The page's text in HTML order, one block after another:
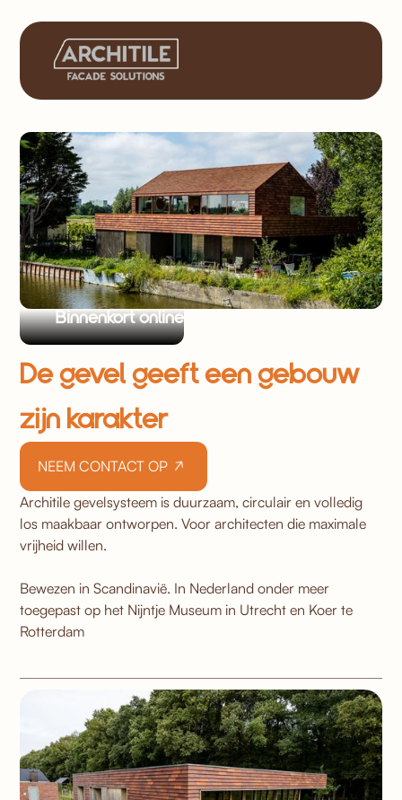
Binnenkort online
De gevel geeft een gebouw
zijn karakter
NEEM CONTACT OP
Architile gevelsysteem is duurzaam, circulair en volledig
los maakbaar ontworpen. Voor architecten die maximale
vrijheid willen.
Bewezen in Scandinavië. In Nederland onder meer
toegepast op het Nijntje Museum in Utrecht en Koer te
Rotterdam